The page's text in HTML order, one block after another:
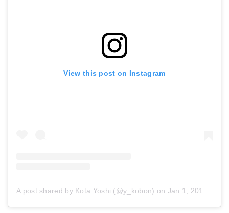
View this post on Instagram
A post shared by Kota Yoshi (@y_kobon) on Jan 1, 2018 at 11:38pm PST